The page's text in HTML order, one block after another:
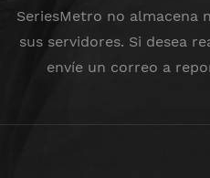
SeriesMetro no almacena
sus servidores. Si desea
envíe un correo a